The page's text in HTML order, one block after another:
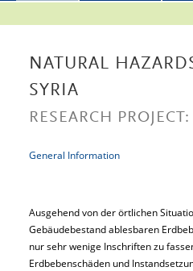
NATURAL
SYRIA
RESEARCH
General Information
Ausgehend von der örtlichen
Gebäudebestand ablesbaren
nur sehr wenige Inschriften zu
Erdbebenschäden und